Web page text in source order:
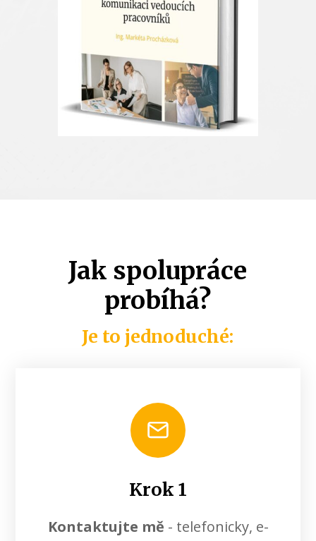
Jak spolupráce
probíhá?
Je to jednoduché:
Krok 1
Kontaktujte mě - telefonicky, e-